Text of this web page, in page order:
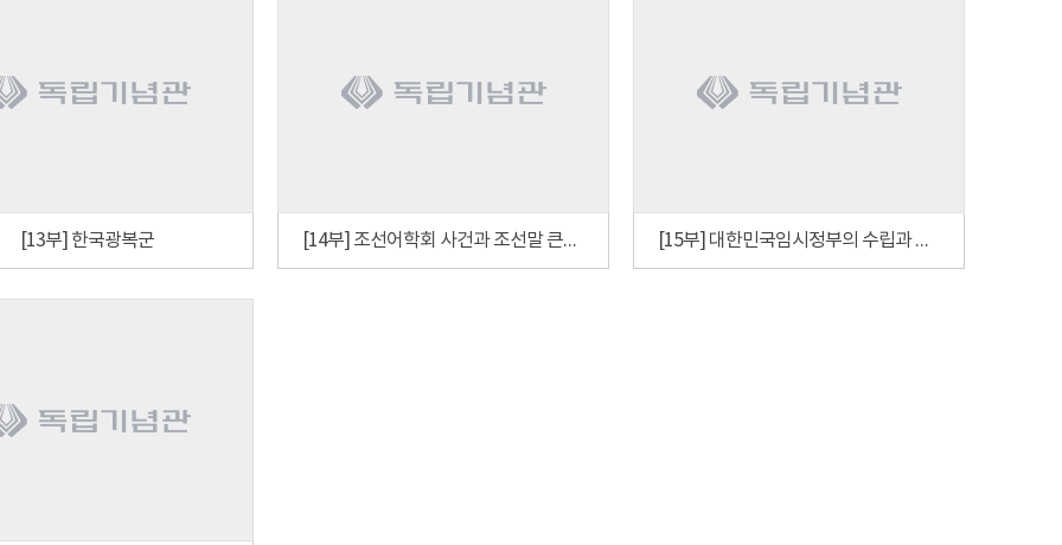
[13부] 한국광복군 [14부] 조선어학회 사건과 조선말 큰사전 [15부] 대한민국임시정부의 수립과 상하이 시기